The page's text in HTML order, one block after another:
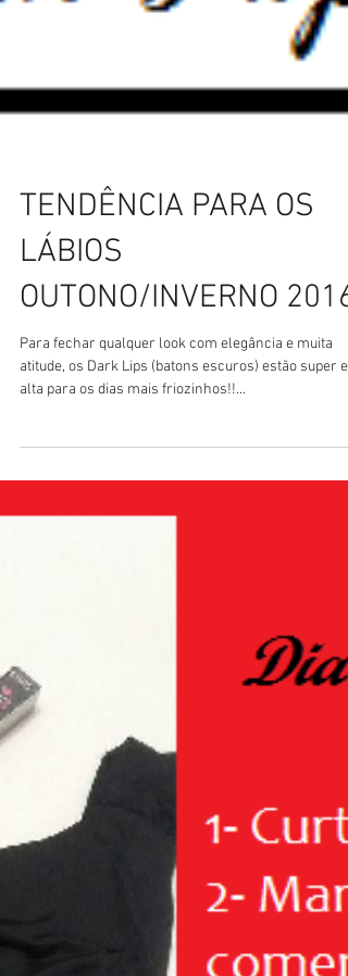
TENDÊNCIA PARA OS
OUTONO/INVERNO 2016